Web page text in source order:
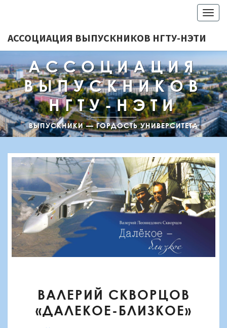
АССОЦИАЦИЯ ВЫПУСКНИКОВ НГТУ-НЭТИ
АССОЦИАЦИЯ
ВЫПУСКНИКОВ
НГТУ-НЭТИ
ВЫПУСКНИКИ — ГОРДОСТЬ УНИВЕРСИТЕТА
СКВОРЦОВ
«ДАЛЕКОЕ-
ВАЛЕРИЙ СКВОРЦОВ
«ДАЛЕКОЕ-БЛИЗКОЕ»